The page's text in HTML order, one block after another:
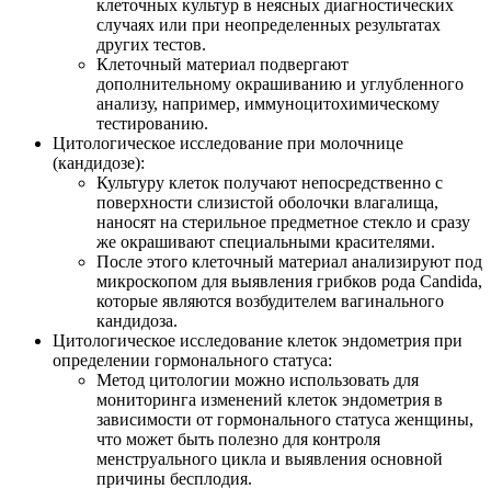
клеточных культур в неясных диагностических
случаях или при неопределенных результатах
других тестов.
Клеточный материал подвергают
дополнительному окрашиванию и углубленного
анализу, например, иммуноцитохимическому
тестированию.
Цитологическое исследование при молочнице
(кандидозе):
Культуру клеток получают непосредственно с
поверхности слизистой оболочки влагалища,
наносят на стерильное предметное стекло и сразу
же окрашивают специальными красителями.
После этого клеточный материал анализируют под
микроскопом для выявления грибков рода Candida,
которые являются возбудителем вагинального
кандидоза.
Цитологическое исследование клеток эндометрия при
определении гормонального статуса:
Метод цитологии можно использовать для
мониторинга изменений клеток эндометрия в
зависимости от гормонального статуса женщины,
что может быть полезно для контроля
менструального цикла и выявления основной
причины бесплодия.